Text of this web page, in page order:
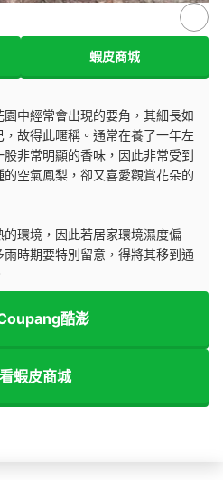
蝦皮商城
園中經常會出現的要角，其細長如
故得此暱稱。通常在養了一年左
非常明顯的香味，因此非常受到
空氣鳳梨，卻又喜愛觀賞花朵的
環境，因此若居家環境濕度偏
時期要特別留意，得將其移到通
酷澎
蝦皮商城